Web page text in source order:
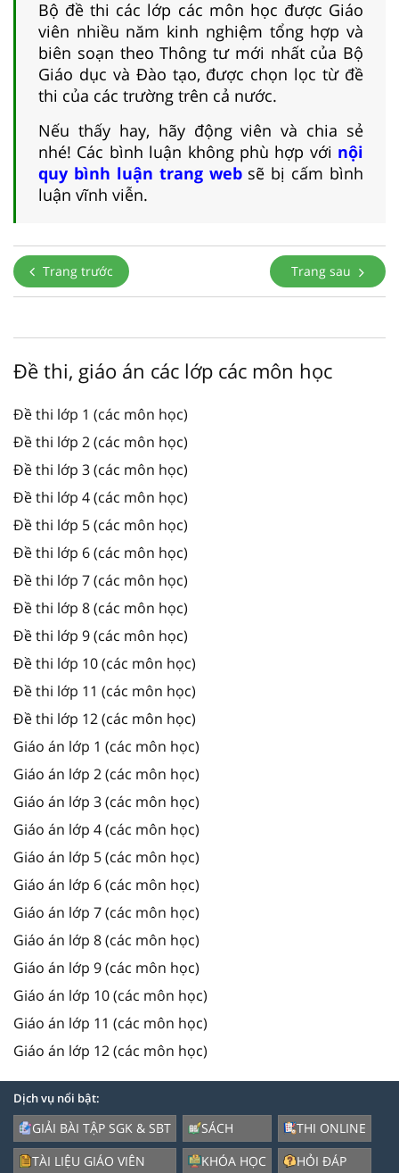
Bộ đề thi các lớp các môn học được Giáo
viên nhiều năm kinh nghiệm tổng hợp và
biên soạn theo Thông tư mới nhất của Bộ
Giáo dục và Đào tạo, được chọn lọc từ đề
thi của các trường trên cả nước.
Nếu thấy hay, hãy động viên và chia sẻ
nhé! Các bình luận không phù hợp với nội
quy bình luận trang websẽ bị cấm bình
luận vĩnh viễn.
Trang trước Trang sau
Đề thi, giáo án các lớp các môn học
Đề thi lớp 1 (các môn học)
Đề thi lớp 2 (các môn học)
Đề thi lớp 3 (các môn học)
Đề thi lớp 4 (các môn học)
Đề thi lớp 5 (các môn học)
Đề thi lớp 6 (các môn học)
Đề thi lớp 7 (các môn học)
Đề thi lớp 8 (các môn học)
Đề thi lớp 9 (các môn học)
Đề thi lớp 10 (các môn học)
Đề thi lớp 11 (các môn học)
Đề thi lớp 12 (các môn học)
Giáo án lớp 1 (các môn học)
Giáo án lớp 2 (các môn học)
Giáo án lớp 3 (các môn học)
Giáo án lớp 4 (các môn học)
Giáo án lớp 5 (các môn học)
Giáo án lớp 6 (các môn học)
Giáo án lớp 7 (các môn học)
Giáo án lớp 8 (các môn học)
Giáo án lớp 9 (các môn học)
Giáo án lớp 10 (các môn học)
Giáo án lớp 11 (các môn học)
Giáo án lớp 12 (các môn học)
Dịch vụ nổi bật:
GIẢI BÀI TẬP SGK & SBT
TÀI LIỆU GIÁO VIÊN
SÁCH
KHÓA HỌC
THI ONLINE
HỎI ĐÁP